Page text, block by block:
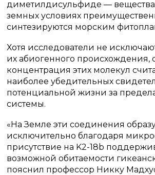
диметилдисульфиде —
земных условиях
синтезируются морским
Хотя исследователи не
их абиогенного происхождения,
концентрация этих молекул
наиболее убедительных
потенциальной жизни за
системы.
«На Земле эти соединения
исключительно благодаря
присутствие на K2-18b
возможной обитаемости
пояснил профессор Никку